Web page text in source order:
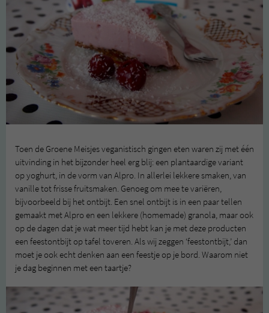
Toen de Groene Meisjes veganistisch gingen eten waren zij met één
uitvinding in het bijzonder heel erg blij: een plantaardige variant
op yoghurt, in de vorm van Alpro. In allerlei lekkere smaken, van
vanille tot frisse fruitsmaken. Genoeg om mee te variëren,
bijvoorbeeld bij het ontbijt. Een snel ontbijt is in een paar tellen
gemaakt met Alpro en een lekkere (homemade) granola, maar ook
op de dagen dat je wat meer tijd hebt kan je met deze producten
een feestontbijt op tafel toveren. Als wij zeggen ‘feestontbijt,’ dan
moet je ook echt denken aan een feestje op je bord. Waarom niet
je dag beginnen met een taartje?